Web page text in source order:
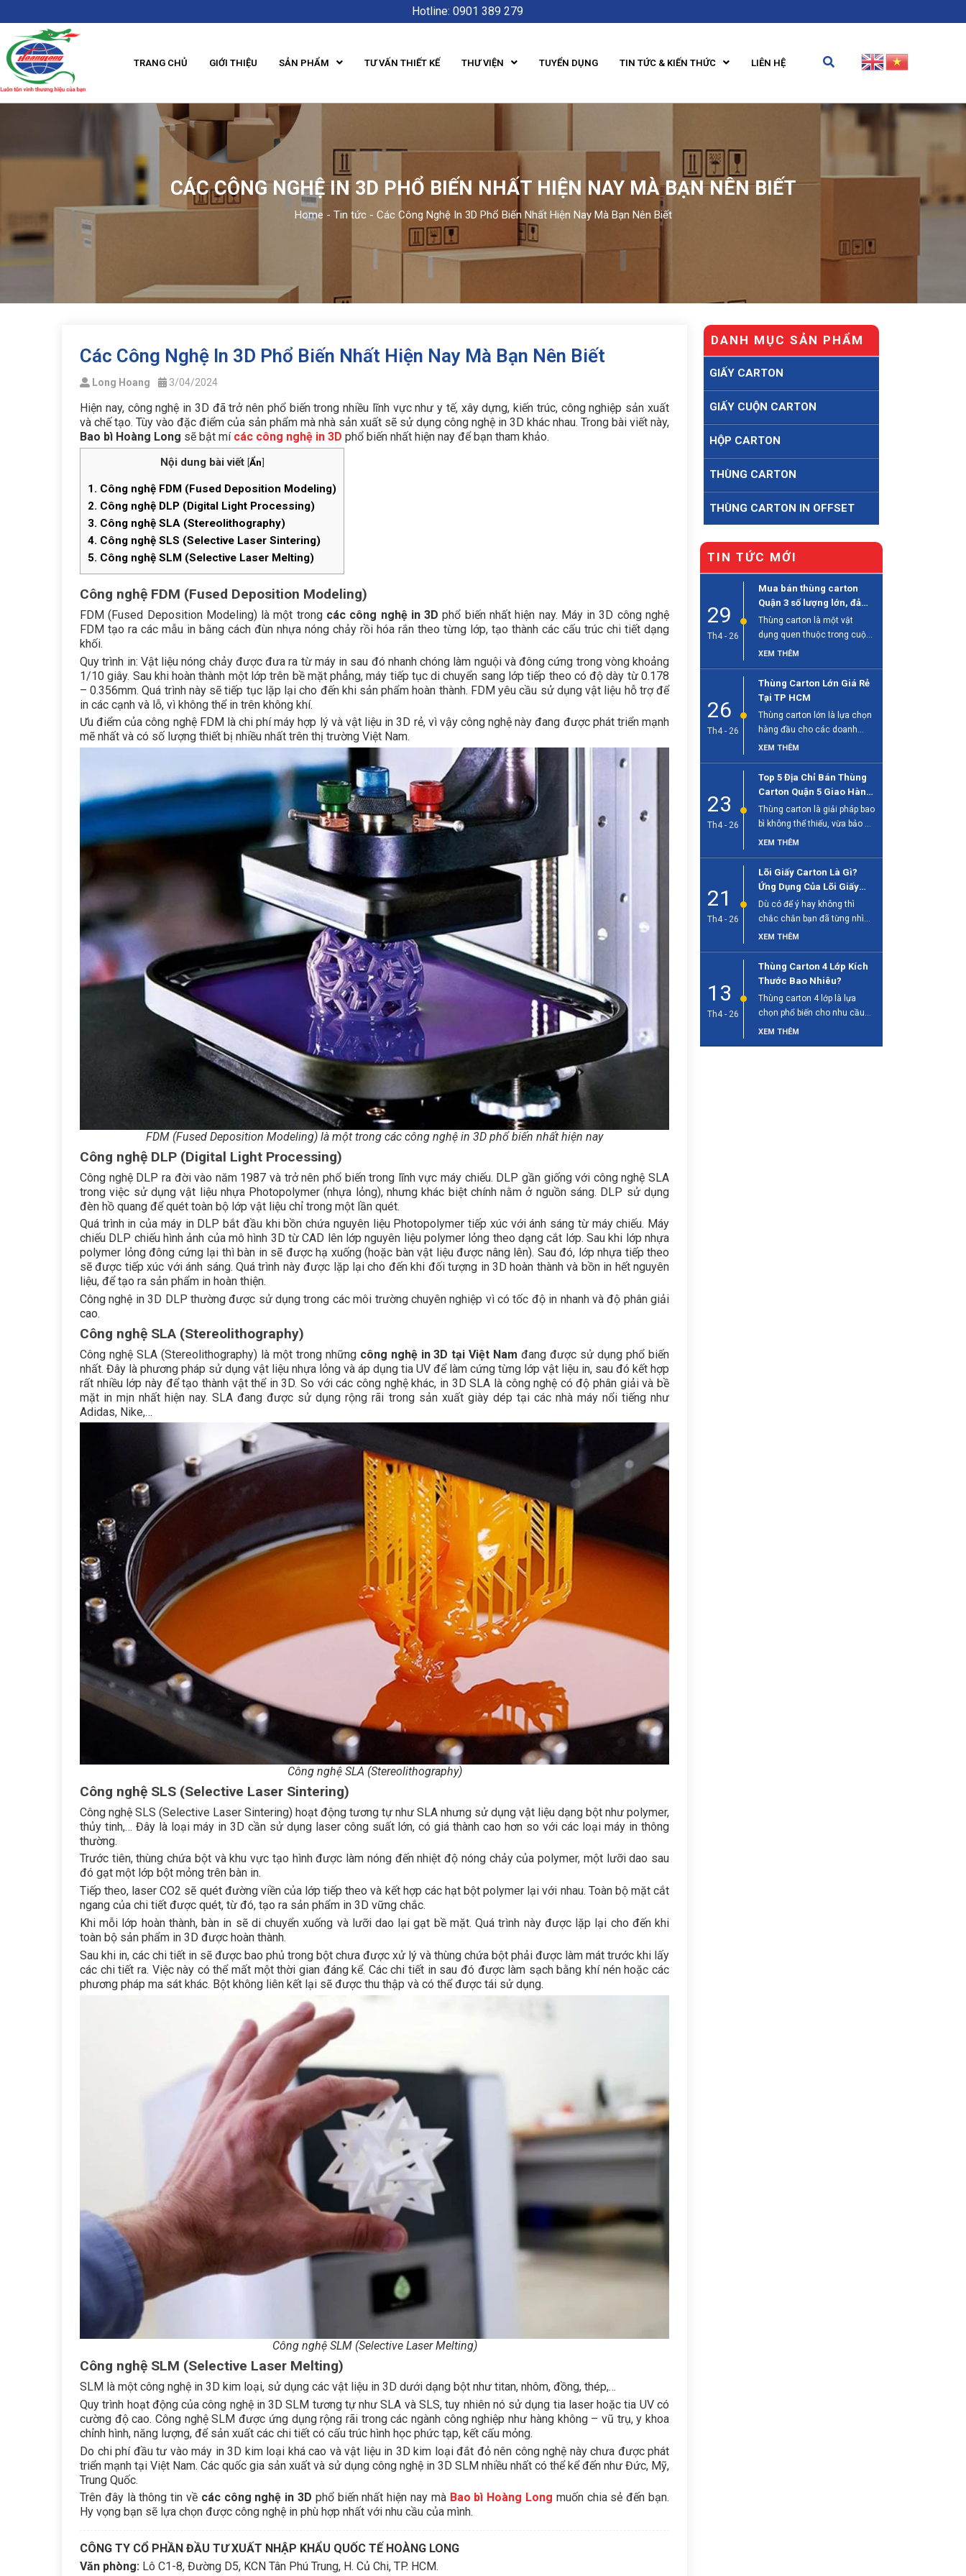
Hotline: 0901 389 279
TRANG CHỦ GIỚI THIỆU SẢN PHẨM TƯ VẤN THIẾT KẾ THƯ VIỆN TUYỂN DỤNG TIN TỨC & KIẾN THỨC LIÊN HỆ
CÁC CÔNG NGHỆ IN 3D PHỔ BIẾN NHẤT HIỆN NAY MÀ BẠN NÊN BIẾT
Home - Tin tức- Các Công Nghệ In 3D Phổ Biến Nhất Hiện Nay Mà Bạn Nên Biết
Các Công Nghệ In 3D Phổ Biến Nhất Hiện Nay Mà Bạn Nên Biết
Long Hoang 3/04/2024
Hiện nay, công nghệ in 3D đã trở nên phổ biến trong nhiều lĩnh vực như y tế, xây dựng, kiến trúc, công nghiệp sản xuất
và chế tạo. Tùy vào đặc điểm của sản phẩm mà nhà sản xuất sẽ sử dụng công nghệ in 3D khác nhau. Trong bài viết này,
Bao bì Hoàng Long sẽ bật mí các công nghệ in 3D phổ biến nhất hiện nay để bạn tham khảo.
Nội dung bài viết [Ẩn]
1. Công nghệ FDM (Fused Deposition Modeling)
2. Công nghệ DLP (Digital Light Processing)
3. Công nghệ SLA (Stereolithography)
4. Công nghệ SLS (Selective Laser Sintering)
5. Công nghệ SLM (Selective Laser Melting)
Công nghệ FDM (Fused Deposition Modeling)
FDM (Fused Deposition Modeling) là một trong các công nghệ in 3D phổ biến nhất hiện nay. Máy in 3D công nghệ
FDM tạo ra các mẫu in bằng cách đùn nhựa nóng chảy rồi hóa rắn theo từng lớp, tạo thành các cấu trúc chi tiết dạng
khối.
Quy trình in: Vật liệu nóng chảy được đưa ra từ máy in sau đó nhanh chóng làm nguội và đông cứng trong vòng khoảng
1/10 giây. Sau khi hoàn thành một lớp trên bề mặt phẳng, máy tiếp tục di chuyển sang lớp tiếp theo có độ dày từ 0.178
– 0.356mm. Quá trình này sẽ tiếp tục lặp lại cho đến khi sản phẩm hoàn thành. FDM yêu cầu sử dụng vật liệu hỗ trợ để
in các cạnh và lỗ, vì không thể in trên không khí.
Ưu điểm của công nghệ FDM là chi phí máy hợp lý và vật liệu in 3D rẻ, vì vậy công nghệ này đang được phát triển mạnh
mẽ nhất và có số lượng thiết bị nhiều nhất trên thị trường Việt Nam.
FDM (Fused Deposition Modeling) là một trong các công nghệ in 3D phổ biến nhất hiện nay
Công nghệ DLP (Digital Light Processing)
Công nghệ DLP ra đời vào năm 1987 và trở nên phổ biến trong lĩnh vực máy chiếu. DLP gần giống với công nghệ SLA
trong việc sử dụng vật liệu nhựa Photopolymer (nhựa lỏng), nhưng khác biệt chính nằm ở nguồn sáng. DLP sử dụng
đèn hồ quang để quét toàn bộ lớp vật liệu chỉ trong một lần quét.
Quá trình in của máy in DLP bắt đầu khi bồn chứa nguyên liệu Photopolymer tiếp xúc với ánh sáng từ máy chiếu. Máy
chiếu DLP chiếu hình ảnh của mô hình 3D từ CAD lên lớp nguyên liệu polymer lỏng theo dạng cắt lớp. Sau khi lớp nhựa
polymer lỏng đông cứng lại thì bàn in sẽ được hạ xuống (hoặc bàn vật liệu được nâng lên). Sau đó, lớp nhựa tiếp theo
sẽ được tiếp xúc với ánh sáng. Quá trình này được lặp lại cho đến khi đối tượng in 3D hoàn thành và bồn in hết nguyên
liệu, để tạo ra sản phẩm in hoàn thiện.
Công nghệ in 3D DLP thường được sử dụng trong các môi trường chuyên nghiệp vì có tốc độ in nhanh và độ phân giải
cao.
Công nghệ SLA (Stereolithography)
Công nghệ SLA (Stereolithography) là một trong những công nghệ in 3D tại Việt Nam đang được sử dụng phổ biến
nhất. Đây là phương pháp sử dụng vật liệu nhựa lỏng và áp dụng tia UV để làm cứng từng lớp vật liệu in, sau đó kết hợp
rất nhiều lớp này để tạo thành vật thể in 3D. So với các công nghệ khác, in 3D SLA là công nghệ có độ phân giải và bề
mặt in mịn nhất hiện nay. SLA đang được sử dụng rộng rãi trong sản xuất giày dép tại các nhà máy nổi tiếng như
Adidas, Nike,…
Công nghệ SLA (Stereolithography)
Công nghệ SLS (Selective Laser Sintering)
Công nghệ SLS (Selective Laser Sintering) hoạt động tương tự như SLA nhưng sử dụng vật liệu dạng bột như polymer,
thủy tinh,… Đây là loại máy in 3D cần sử dụng laser công suất lớn, có giá thành cao hơn so với các loại máy in thông
thường.
Trước tiên, thùng chứa bột và khu vực tạo hình được làm nóng đến nhiệt độ nóng chảy của polymer, một lưỡi dao sau
đó gạt một lớp bột mỏng trên bàn in.
Tiếp theo, laser CO2 sẽ quét đường viền của lớp tiếp theo và kết hợp các hạt bột polymer lại với nhau. Toàn bộ mặt cắt
ngang của chi tiết được quét, từ đó, tạo ra sản phẩm in 3D vững chắc.
Khi mỗi lớp hoàn thành, bàn in sẽ di chuyển xuống và lưỡi dao lại gạt bề mặt. Quá trình này được lặp lại cho đến khi
toàn bộ sản phẩm in 3D được hoàn thành.
Sau khi in, các chi tiết in sẽ được bao phủ trong bột chưa được xử lý và thùng chứa bột phải được làm mát trước khi lấy
các chi tiết ra. Việc này có thể mất một thời gian đáng kể. Các chi tiết in sau đó được làm sạch bằng khí nén hoặc các
phương pháp ma sát khác. Bột không liên kết lại sẽ được thu thập và có thể được tái sử dụng.
Công nghệ SLM (Selective Laser Melting)
Công nghệ SLM (Selective Laser Melting)
SLM là một công nghệ in 3D kim loại, sử dụng các vật liệu in 3D dưới dạng bột như titan, nhôm, đồng, thép,…
Quy trình hoạt động của công nghệ in 3D SLM tương tự như SLA và SLS, tuy nhiên nó sử dụng tia laser hoặc tia UV có
cường độ cao. Công nghệ SLM được ứng dụng rộng rãi trong các ngành công nghiệp như hàng không – vũ trụ, y khoa
chỉnh hình, năng lượng, để sản xuất các chi tiết có cấu trúc hình học phức tạp, kết cấu mỏng.
Do chi phí đầu tư vào máy in 3D kim loại khá cao và vật liệu in 3D kim loại đắt đỏ nên công nghệ này chưa được phát
triển mạnh tại Việt Nam. Các quốc gia sản xuất và sử dụng công nghệ in 3D SLM nhiều nhất có thể kể đến như Đức, Mỹ,
Trung Quốc.
Trên đây là thông tin về các công nghệ in 3D phổ biến nhất hiện nay mà Bao bì Hoàng Long muốn chia sẻ đến bạn.
Hy vọng bạn sẽ lựa chọn được công nghệ in phù hợp nhất với nhu cầu của mình.
CÔNG TY CỔ PHẦN ĐẦU TƯ XUẤT NHẬP KHẨU QUỐC TẾ HOÀNG LONG
Văn phòng: Lô C1-8, Đường D5, KCN Tân Phú Trung, H. Củ Chi, TP. HCM.
DANH MỤC SẢN PHẨM
GIẤY CARTON
GIẤY CUỘN CARTON
HỘP CARTON
THÙNG CARTON
THÙNG CARTON IN OFFSET
TIN TỨC MỚI
29
Th4 - 26
Mua bán thùng carton
Quận 3 số lượng lớn, đảm
bảo chất lượng
Thùng carton là một vật
dụng quen thuộc trong cuộc
sống hiện đại, đặc biệt quan
XEM THÊM
26
Th4 - 26
Thùng Carton Lớn Giá Rẻ
Tại TP HCM
Thùng carton lớn là lựa chọn
hàng đầu cho các doanh
nghiệp cần đóng gói hàng [...]
XEM THÊM
23
Th4 - 26
Top 5 Địa Chỉ Bán Thùng
Carton Quận 5 Giao Hàng
Tận Nơi
Thùng carton là giải pháp bao
bì không thể thiếu, vừa bảo vệ
sản phẩm, vừa [...]
XEM THÊM
21
Th4 - 26
Lõi Giấy Carton Là Gì?
Ứng Dụng Của Lõi Giấy
Trong Công Nghiệp
Dù có để ý hay không thì
chắc chắn bạn đã từng nhìn
thấy lõi giấy [...]
XEM THÊM
13
Th4 - 26
Thùng Carton 4 Lớp Kích
Thước Bao Nhiêu?
Thùng carton 4 lớp là lựa
chọn phổ biến cho nhu cầu
đóng gói và vận [...]
XEM THÊM